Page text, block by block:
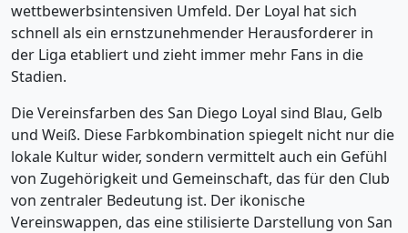
wettbewerbsintensiven Umfeld. Der Loyal hat sich
schnell als ein ernstzunehmender Herausforderer in
der Liga etabliert und zieht immer mehr Fans in die
Stadien.
Die Vereinsfarben des San Diego Loyal sind Blau, Gelb
und Weiß. Diese Farbkombination spiegelt nicht nur die
lokale Kultur wider, sondern vermittelt auch ein Gefühl
von Zugehörigkeit und Gemeinschaft, das für den Club
von zentraler Bedeutung ist. Der ikonische
Vereinswappen, das eine stilisierte Darstellung von San